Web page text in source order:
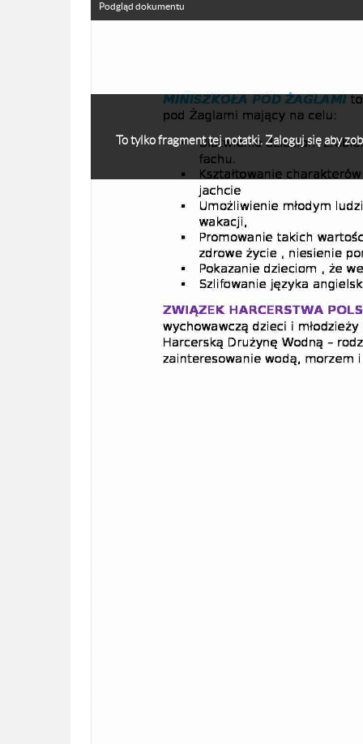
To tylko fragment tej notatki. Zaloguj się aby
Podgląd dokumentu